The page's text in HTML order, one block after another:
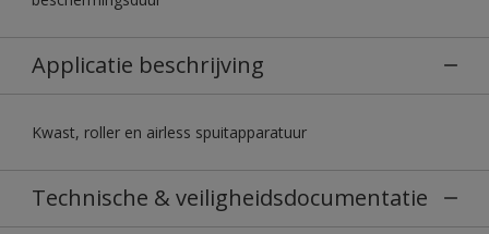
Applicatie beschrijving
Kwast, roller en airless spuitapparatuur
Technische & veiligheidsdocumentatie